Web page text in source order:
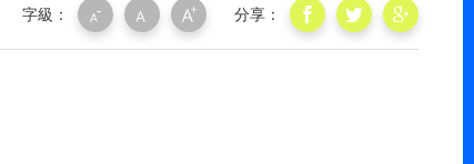
字級： 分享：